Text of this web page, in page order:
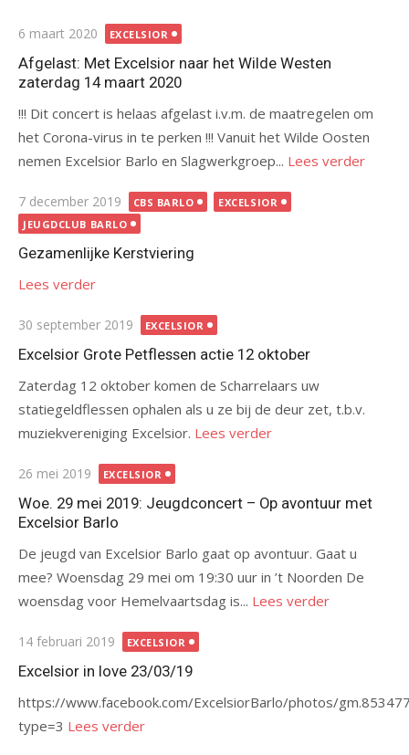
Gepubliceerd
op
6 maart 2020 EXCELSIOR
Afgelast: Met Excelsior naar het Wilde Westen
zaterdag 14 maart 2020
!!! Dit concert is helaas afgelast i.v.m. de maatregelen om
het Corona-virus in te perken !!! Vanuit het Wilde Oosten
nemen Excelsior Barlo en Slagwerkgroep... Lees verder
Gepubliceerd
op
7 december 2019 CBS BARLO
EXCELSIOR
JEUGDCLUB BARLO
Gezamenlijke Kerstviering
Lees verder
Gepubliceerd
op
30 september 2019 EXCELSIOR
Excelsior Grote Petflessen actie 12 oktober
Zaterdag 12 oktober komen de Scharrelaars uw
statiegeldflessen ophalen als u ze bij de deur zet, t.b.v.
muziekvereniging Excelsior. Lees verder
Gepubliceerd
op
26 mei 2019 EXCELSIOR
Woe. 29 mei 2019: Jeugdconcert – Op avontuur met
Excelsior Barlo
De jeugd van Excelsior Barlo gaat op avontuur. Gaat u
mee? Woensdag 29 mei om 19:30 uur in ’t Noorden De
woensdag voor Hemelvaartsdag is... Lees verder
Gepubliceerd
op
14 februari 2019 EXCELSIOR
Excelsior in love 23/03/19
https://www.facebook.com/ExcelsiorBarlo/photos/
type=3 Lees verder